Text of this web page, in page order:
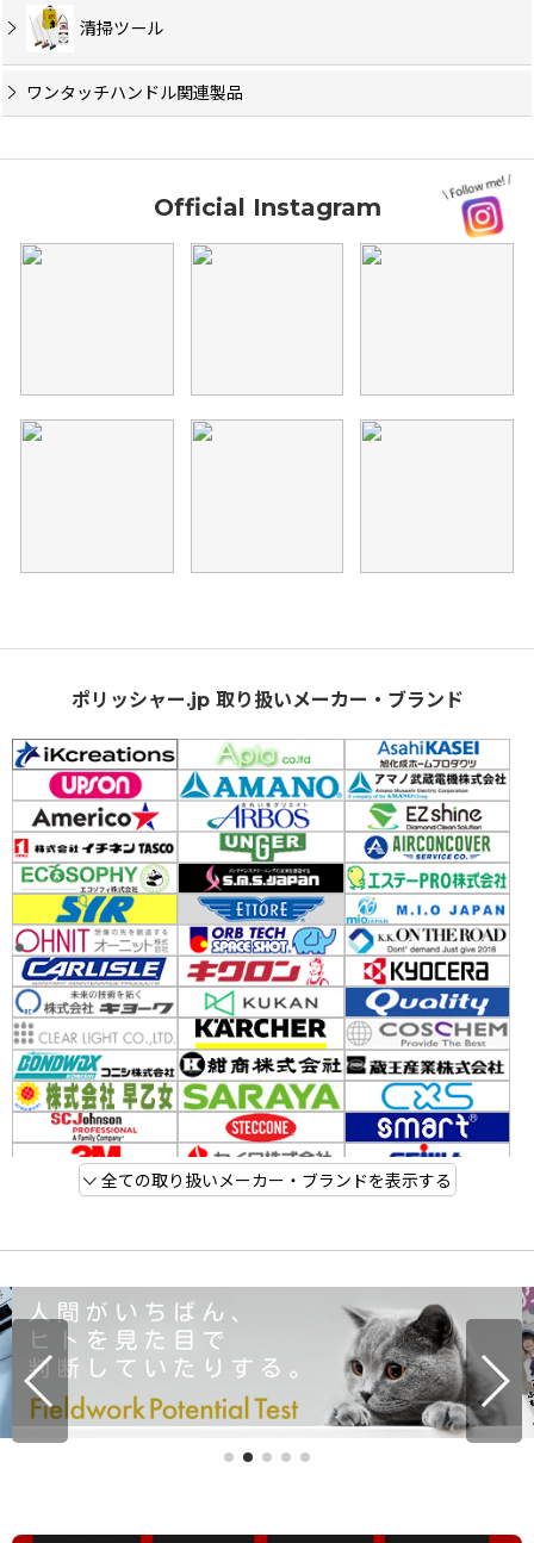
清掃ツール
ワンタッチハンドル関連製品
Official Instagram
ポリッシャー.jp 取り扱いメーカー・ブランド
全ての取り扱いメーカー・ブランドを表示する